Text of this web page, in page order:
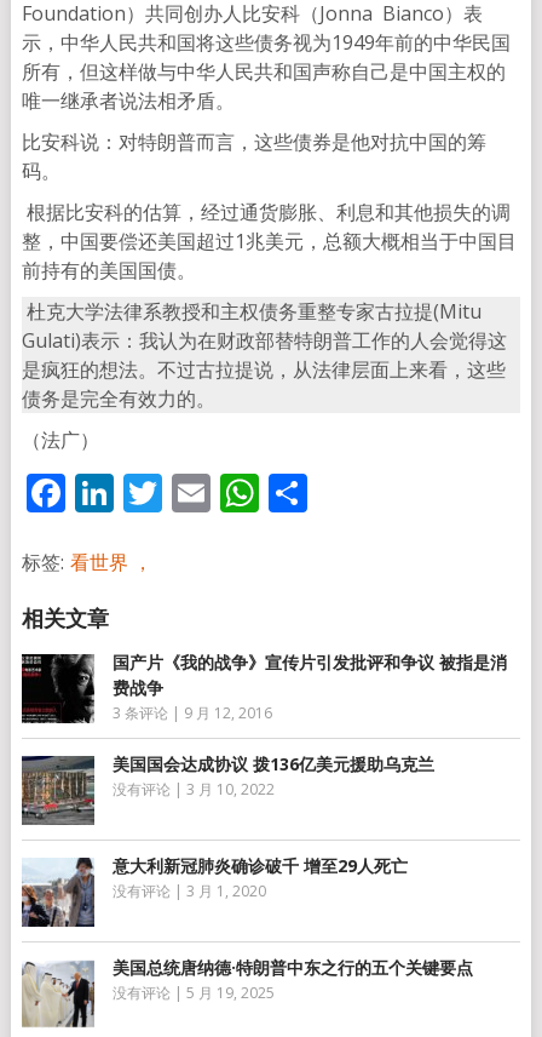
Foundation）共同创办人比安科（Jonna Bianco）表
示，中华人民共和国将这些债务视为1949年前的中华民国
所有，但这样做与中华人民共和国声称自己是中国主权的
唯一继承者说法相矛盾。
比安科说：对特朗普而言，这些债券是他对抗中国的筹
码。
根据比安科的估算，经过通货膨胀、利息和其他损失的调
整，中国要偿还美国超过1兆美元，总额大概相当于中国目
前持有的美国国债。
杜克大学法律系教授和主权债务重整专家古拉提(Mitu
Gulati)表示：我认为在财政部替特朗普工作的人会觉得这
是疯狂的想法。不过古拉提说，从法律层面上来看，这些
债务是完全有效力的。
（法广）
Facebook
LinkedIn
Twitter
EmailWhatsApp
分
标签: 看世界 ，
国产片《我的战争》宣传片引发批评和争议 被指是消
费战争
3 条评论 | 9 月 12, 2016
美国国会达成协议 拨136亿美元援助乌克兰
没有评论 | 3 月 10, 2022
意大利新冠肺炎确诊破千 增至29人死亡
没有评论 | 3 月 1, 2020
美国总统唐纳德·特朗普中东之行的五个关键要点
没有评论 | 5 月 19, 2025